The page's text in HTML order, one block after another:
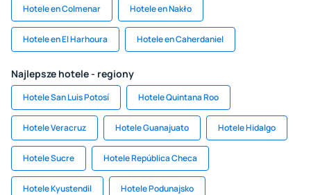
Hotele en Colmenar Hotele en Nakło
Hotele en El Harhoura Hotele en Caherdaniel
Najlepsze hotele - regiony
Hotele San Luis Potosí Hotele Quintana Roo
Hotele Veracruz Hotele Guanajuato Hotele Hidalgo
Hotele Sucre Hotele República Checa
Hotele Kyustendil Hotele Podunajsko